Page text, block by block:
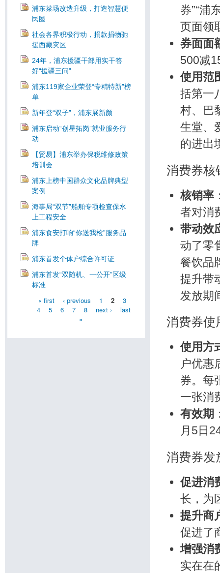
浦东菜场改造升级，打造智慧便
民圈
社会各界积极行动，捐款捐物驰
援西藏灾区
24年，浦东援疆干部用实干答
好“援疆三问”
浦东119家企业荣登“专精特新”榜
单
新年登“双子”，浦东展新颜
浦东启动“创星拓岗”就业服务行
动
【贸易】浦东举办保税维修政策
培训会
浦东上榜中国群众文化品牌典型
案例
海事局“双节”船舶专项检查保水
上工程安全
浦东食安打响“你送我检”服务品
牌
浦东首发个体户综合许可证
浦东首发“双随机、一公开”区级
标准
« first ‹ previous 1 2
3
4
5 6 7 8 next ›
last
»
券”“浦
页面领
券面面
500减
使用范
括第一
村、巴
生堂、
的进出
消费券核
核销率
者对消
带动效
动了零
餐饮品
提升带
发放期
消费券使
使用方
户优惠
券。每
一张消
有效期
月5日
消费券发
促进消
长，为
提升商
促进了
增强消
实在在